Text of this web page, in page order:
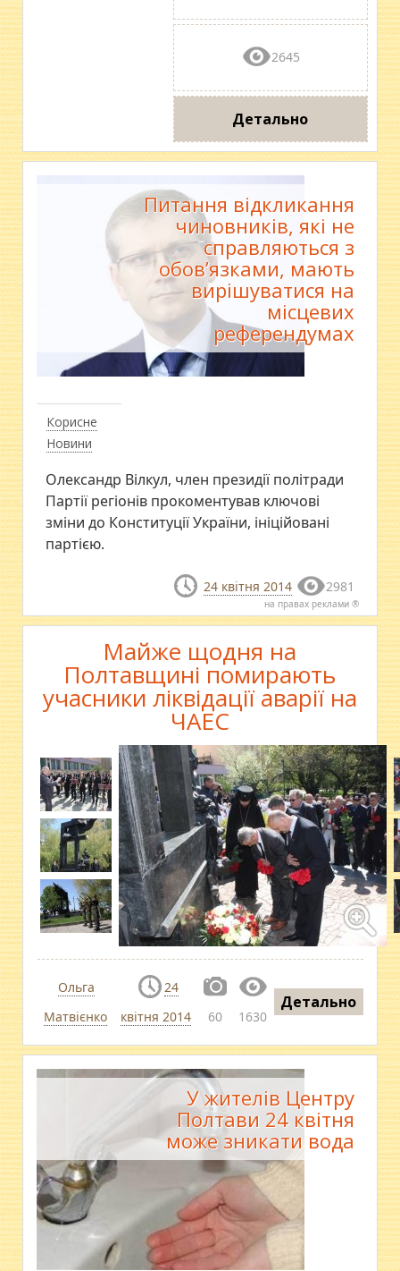
2645
Детально
Корисне
Новини
Питання відкликання
чиновників, які не
справляються з
обов’язками, мають
вирішуватися на
місцевих
референдумах
Олександр Вілкул, член президії політради
Партії регіонів прокоментував ключові
зміни до Конституції України, ініційовані
партією.
24 квітня 2014 2981
на правах реклами ®
Майже щодня на
Полтавщині помирають
учасники ліквідації аварії на
ЧАЕС
Ольга
Матвієнко
24
квітня 2014
60 1630
Детально
У жителів Центру
Полтави 24 квітня
може зникати вода